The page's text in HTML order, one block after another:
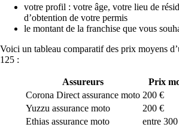
votre profil : votre âge, votre lieu de
d’obtention de votre permis
le montant de la franchise que vous
Voici un tableau comparatif des prix moyens
125 :
Assureurs
Prix
Corona Direct assurance moto 200 €
Yuzzu assurance moto
200 €
Ethias assurance moto
entre